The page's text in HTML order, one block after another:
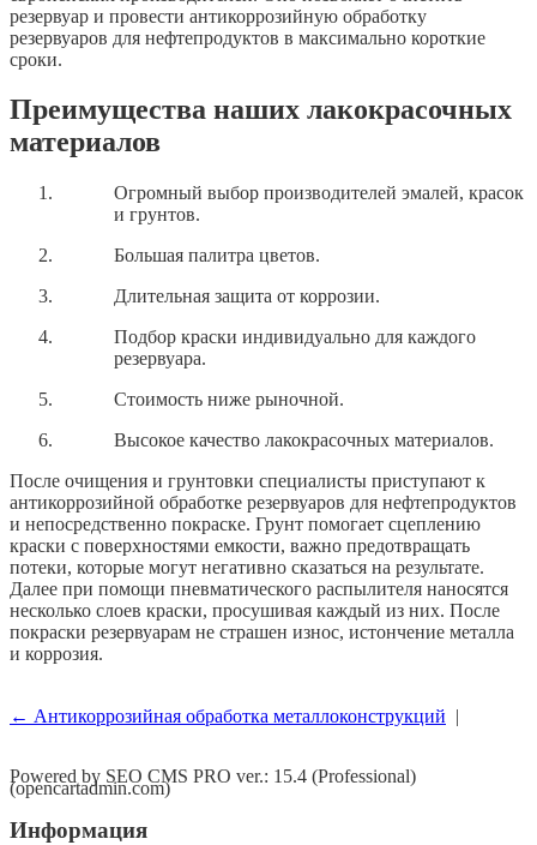
резервуар и провести антикоррозийную обработку
резервуаров для нефтепродуктов в максимально короткие
сроки.
Преимущества наших лакокрасочных
материалов
Огромный выбор производителей эмалей, красок
и грунтов.
Большая палитра цветов.
Длительная защита от коррозии.
Подбор краски индивидуально для каждого
резервуара.
Стоимость ниже рыночной.
Высокое качество лакокрасочных материалов.
После очищения и грунтовки специалисты приступают к
антикоррозийной обработке резервуаров для нефтепродуктов
и непосредственно покраске. Грунт помогает сцеплению
краски с поверхностями емкости, важно предотвращать
потеки, которые могут негативно сказаться на результате.
Далее при помощи пневматического распылителя наносятся
несколько слоев краски, просушивая каждый из них. После
покраски резервуарам не страшен износ, истончение металла
и коррозия.
← Антикоррозийная обработка металлоконструкций |
Powered by SEO CMS PRO ver.: 15.4 (Professional)
(opencartadmin.com)
Информация